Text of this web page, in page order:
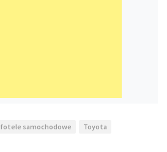
fotele samochodowe Toyota